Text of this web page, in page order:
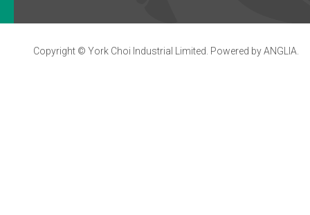
Copyright © York Choi Industrial Limited. Powered byANGLIA.